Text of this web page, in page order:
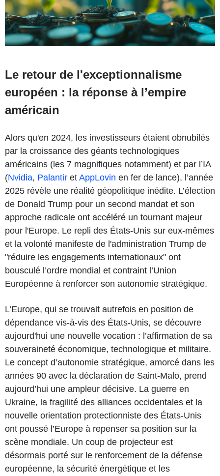
Le retour de l'exceptionnalisme
européen : la réponse à l’empire
américain
Alors qu'en 2024, les investisseurs étaient obnubilés
par la croissance des géants technologiques
américains (les 7 magnifiques notamment) et par l’IA
(Nvidia, Palantir et AppLovin en fer de lance), l’année
2025 révèle une réalité géopolitique inédite. L’élection
de Donald Trump pour un second mandat et son
approche radicale ont accéléré un tournant majeur
pour l'Europe. Le repli des États-Unis sur eux-mêmes
et la volonté manifeste de l'administration Trump de
"réduire les engagements internationaux" ont
bousculé l’ordre mondial et contraint l’Union
Européenne à renforcer son autonomie stratégique.
L’Europe, qui se trouvait autrefois en position de
dépendance vis-à-vis des États-Unis, se découvre
aujourd'hui une nouvelle vocation : l’affirmation de sa
souveraineté économique, technologique et militaire.
Le concept d’autonomie stratégique, amorcé dans les
années 90 avec la déclaration de Saint-Malo, prend
aujourd’hui une ampleur décisive. La guerre en
Ukraine, la fragilité des alliances occidentales et la
nouvelle orientation protectionniste des États-Unis
ont poussé l’Europe à repenser sa position sur la
scène mondiale. Un coup de projecteur est
désormais porté sur le renforcement de la défense
européenne, la sécurité énergétique et les